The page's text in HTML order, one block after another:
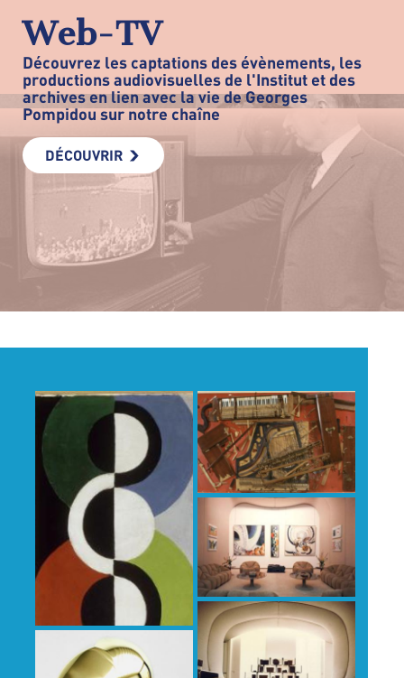
Web-TV
Découvrez les captations des évènements, les
productions audiovisuelles de l'Institut et des
archives en lien avec la vie de Georges
Pompidou sur notre chaîne
DÉCOUVRIR